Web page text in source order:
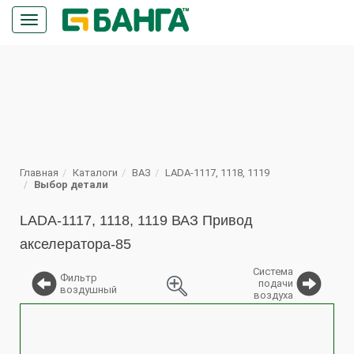
Кнопка
меню
Главная Каталоги ВАЗ
LADA-1117, 1118, 1119
Выбор детали
LADA-1117, 1118, 1119 ВАЗ Привод
акселератора-85
Фильтр
воздушный
Система
подачи
воздуха